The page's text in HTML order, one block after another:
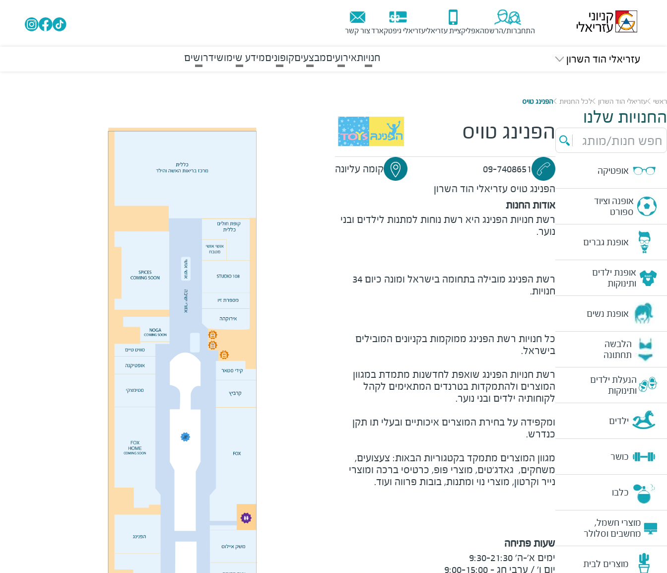
התחברות/הרשמהאפליקציית עזריאליעזריאלי גיפטקארדצור קשר
עזריאלי הוד השרון חנויותאירועיםמבצעיםקופוניםמידע שימושידרושים
ראשי עזריאלי הוד השרון לכל החנויות הפנינג טויס
החנויות שלנו
חפש חנות/מותג
אופטיקה
אופנה וציוד
ספורט
אופנת גברים
אופנת ילדים
ותינוקות
אופנת נשים
הלבשה
תחתונה
הנעלת ילדים
ותינוקות
ילדים
כושר
כלבו
מוצרי חשמל,
מחשבים וסלולר
מוצרים לבית
הפנינג טויס
09-7408651
קומה עליונה
הפנינג טויס עזריאלי הוד השרון
אודות החנות
רשת חנויות הפנינג היא רשת נוחות למתנות לילדים ובני
נוער.
רשת הפנינג מובילה בתחומה בישראל ומונה כיום 34
חנויות.
כל חנויות רשת הפנינג ממוקמות בקניונים המובילים
בישראל.
רשת חנויות הפנינג שואפת לחדשנות מתמדת במגוון
המוצרים ולהתמקדות בטרנדים המתאימים לקהל
לקוחותיה ילדים ובני נוער.
ומקפידה על בחירת המוצרים איכותיים ובעלי תו תקן
כנדרש.
מגוון המוצרים מתמקד בקטגוריות הבאות: צעצועים,
משחקים, גאדג'טים, מוצרי פופ, כרטיסי ברכה ומוצרי
נייר וקרטון, מוצרי נוי ומתנות, בובות פרווה ועוד.
שעות פתיחה